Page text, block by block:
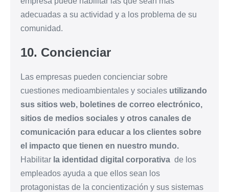
adecuadas a su actividad y a los problema de su
comunidad.
10. Concienciar
Las empresas pueden concienciar sobre
cuestiones medioambientales y sociales utilizando
sus sitios web, boletines de correo electrónico,
sitios de medios sociales y otros canales de
comunicación para educar a los clientes sobre
el impacto que tienen en nuestro mundo.
Habilitar la identidad digital corporativa de los
empleados ayuda a que ellos sean los
protagonistas de la concientización y sus sistemas